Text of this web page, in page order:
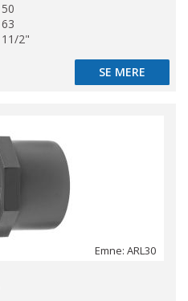
50
63
11/2"
SE MERE
SE MERE
Emne: ARL30